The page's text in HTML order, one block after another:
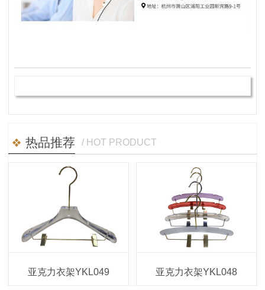
热品推荐 / HOT PRODUCT
亚克力衣架YKL049 亚克力衣架YKL048